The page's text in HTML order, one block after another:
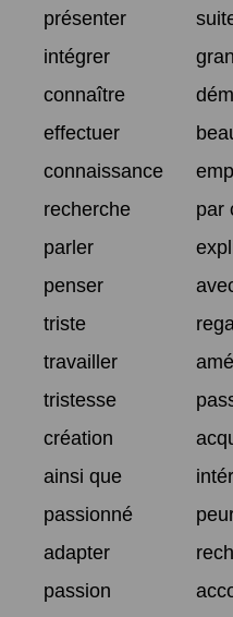
présenter
intégrer
connaître
effectuer
connaissance
recherche
par
parler
penser
triste
travailler
tristesse
création
ainsi que
passionné
adapter
passion